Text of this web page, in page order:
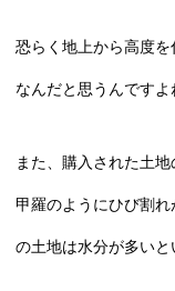
恐らく地上から高度
なんだと思うんですよ
また、購入された土
甲羅のようにひび割
の土地は水分が多いと